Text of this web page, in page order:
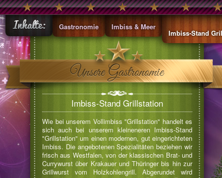
Gastronomie Imbiss & Meer
Imbiss-Stand
Imbiss-Stand Grillstation
Wie bei unserem Vollimbiss "Grillstation" handelt es
sich auch bei unserem kleineneren Imbiss-Stand
"Grillstation" um einen modernen, gut eingerichteten
Imbiss. Die angebotenen Spezialitäten beziehen wir
frisch aus Westfalen, von der klassischen Brat- und
Currywurst über Krakauer und Thüringer bis hin zur
Grillwurst vom Holzkohlengrill. Abgerundet wird